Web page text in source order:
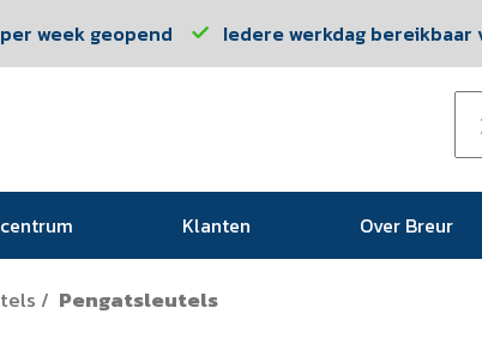
week geopend Iedere werkdag bereikbaar
Klanten Over Breur
/ Pengatsleutels